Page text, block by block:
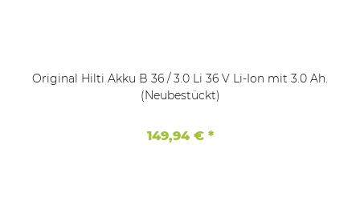
Original Hilti Akku B 36 / 3.0 Li 36 V Li-Ion mit 3.0 Ah.
(Neubestückt)
149,94 € *